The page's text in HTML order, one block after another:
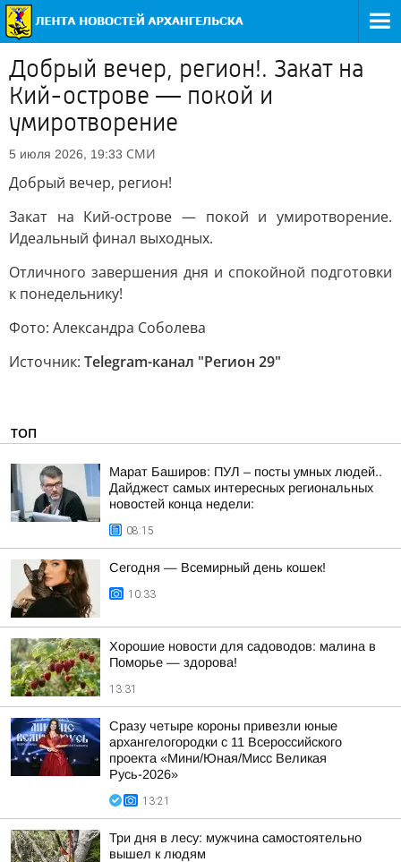
Добрый вечер, регион!. Закат на
Кий-острове — покой и
умиротворение
5 июля 2026, 19:33 СМИ
Добрый вечер, регион!
Закат на Кий-острове — покой и умиротворение.
Идеальный финал выходных.
Отличного завершения дня и спокойной подготовки
к понедельнику!
Фото: Александра Соболева
Источник: Telegram-канал "Регион 29"
ТОП
Марат Баширов: ПУЛ – посты умных людей..
Дайджест самых интересных региональных
новостей конца недели:
08:15
Сегодня — Всемирный день кошек!
10:33
Хорошие новости для садоводов: малина в
Поморье — здорова!
13:31
Сразу четыре короны привезли юные
архангелогородки с 11 Всероссийского
проекта «Мини/Юная/Мисс Великая
Русь-2026»
13:21
Три дня в лесу: мужчина самостоятельно
вышел к людям